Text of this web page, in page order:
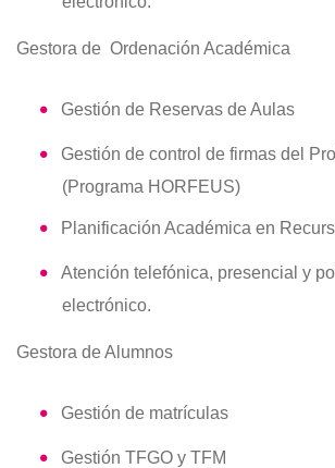
Gestora de Ordenación Académica
Gestión de Reservas de Aulas
Gestión de control de firmas del
(Programa HORFEUS)
Planificación Académica en
Atención telefónica, presencial y
electrónico.
Gestora de Alumnos
Gestión de matrículas
Gestión TFGO y TFM